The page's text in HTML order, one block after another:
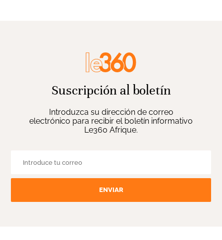
Suscripción al boletín
Introduzca su dirección de correo
electrónico para recibir el boletín informativo
Le360 Afrique.
ENVIAR